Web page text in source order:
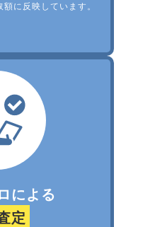
に反映しています。
による
定